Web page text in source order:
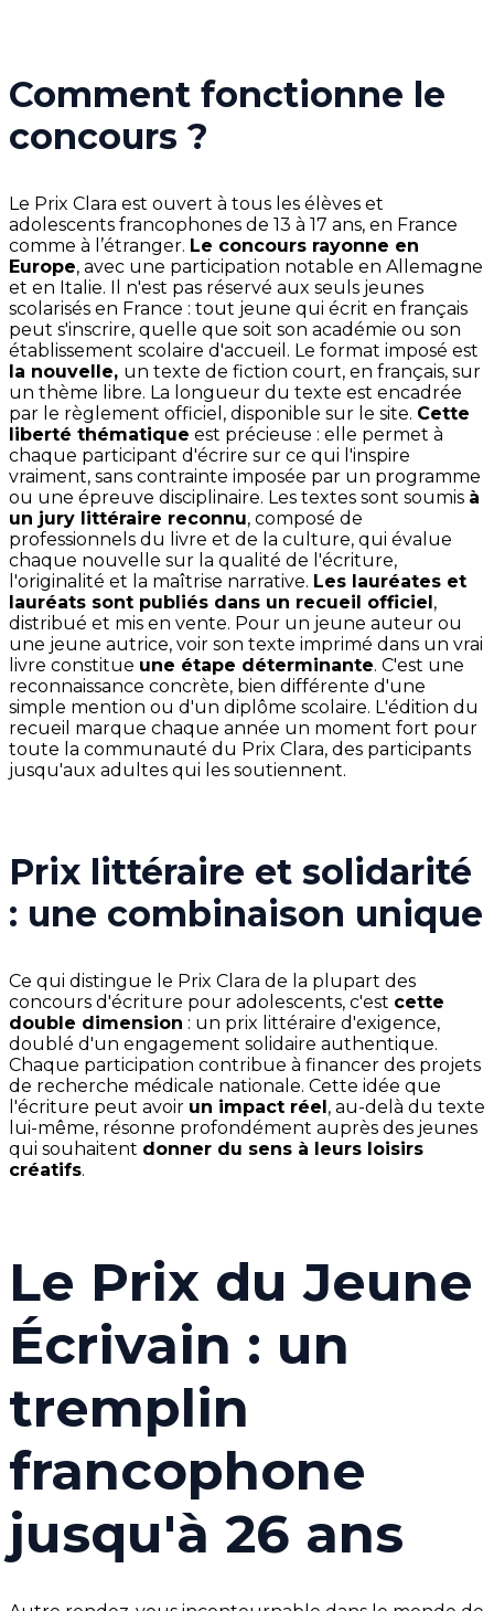
Comment fonctionne le
concours ?
Le Prix Clara est ouvert à tous les élèves et
adolescents francophones de 13 à 17 ans, en France
comme à l’étranger. Le concours rayonne en
Europe, avec une participation notable en Allemagne
et en Italie. Il n'est pas réservé aux seuls jeunes
scolarisés en France : tout jeune qui écrit en français
peut s'inscrire, quelle que soit son académie ou son
établissement scolaire d'accueil. Le format imposé est
la nouvelle, un texte de fiction court, en français, sur
un thème libre. La longueur du texte est encadrée
par le règlement officiel, disponible sur le site. Cette
liberté thématique est précieuse : elle permet à
chaque participant d'écrire sur ce qui l'inspire
vraiment, sans contrainte imposée par un programme
ou une épreuve disciplinaire. Les textes sont soumis à
un jury littéraire reconnu, composé de
professionnels du livre et de la culture, qui évalue
chaque nouvelle sur la qualité de l'écriture,
l'originalité et la maîtrise narrative. Les lauréates et
lauréats sont publiés dans un recueil officiel,
distribué et mis en vente. Pour un jeune auteur ou
une jeune autrice, voir son texte imprimé dans un vrai
livre constitue une étape déterminante. C'est une
reconnaissance concrète, bien différente d'une
simple mention ou d'un diplôme scolaire. L'édition du
recueil marque chaque année un moment fort pour
toute la communauté du Prix Clara, des participants
jusqu'aux adultes qui les soutiennent.
Prix littéraire et solidarité
: une combinaison unique
Ce qui distingue le Prix Clara de la plupart des
concours d'écriture pour adolescents, c'est cette
double dimension : un prix littéraire d'exigence,
doublé d'un engagement solidaire authentique.
Chaque participation contribue à financer des projets
de recherche médicale nationale. Cette idée que
l'écriture peut avoir un impact réel, au-delà du texte
lui-même, résonne profondément auprès des jeunes
qui souhaitent donner du sens à leurs loisirs
créatifs.
Le Prix du Jeune
Écrivain : un
tremplin
francophone
jusqu'à 26 ans